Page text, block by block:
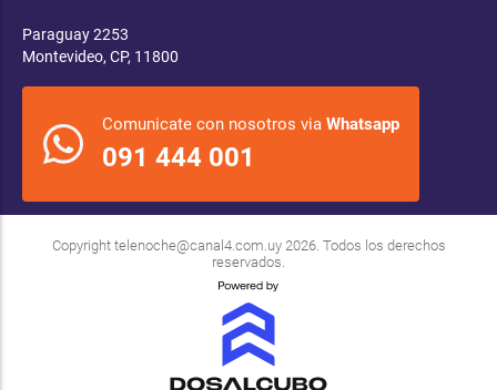
Paraguay 2253
Montevideo, CP, 11800
Comunicate con nosotros via Whatsapp
091 444 001
Copyright telenoche@canal4.com.uy2026. Todos los derechos
reservados.